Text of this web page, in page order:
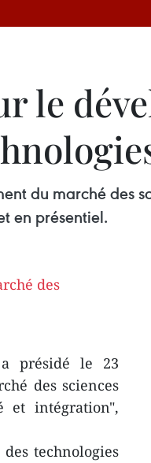
le
du marché des
en présentiel.
présidé le 23
des sciences
et intégration",
technologies